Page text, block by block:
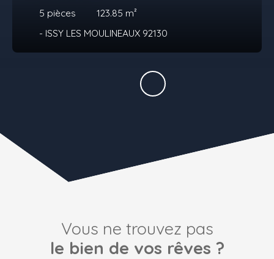
5 pièces 123.85 m²
- ISSY LES MOULINEAUX 92130
Vous ne trouvez pas
le bien de vos rêves ?